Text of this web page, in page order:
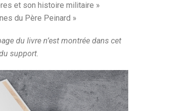
et son histoire militaire »
du Père Peinard »
du livre n’est montrée dans cet
support.